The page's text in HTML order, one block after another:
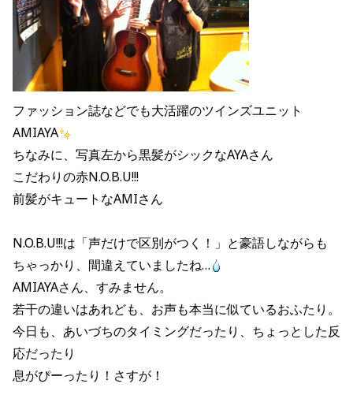
ファッション誌などでも大活躍のツインズユニット
AMIAYA
ちなみに、写真左から黒髪がシックなAYAさん
こだわりの赤N.O.B.U!!!
前髪がキュートなAMIさん
N.O.B.U!!!は「声だけで区別がつく！」と豪語しながらも
ちゃっかり、間違えていましたね…
AMIAYAさん、すみません。
若干の違いはあれども、お声も本当に似ているおふたり。
今日も、あいづちのタイミングだったり、ちょっとした反
応だったり
息がぴーったり！さすが！